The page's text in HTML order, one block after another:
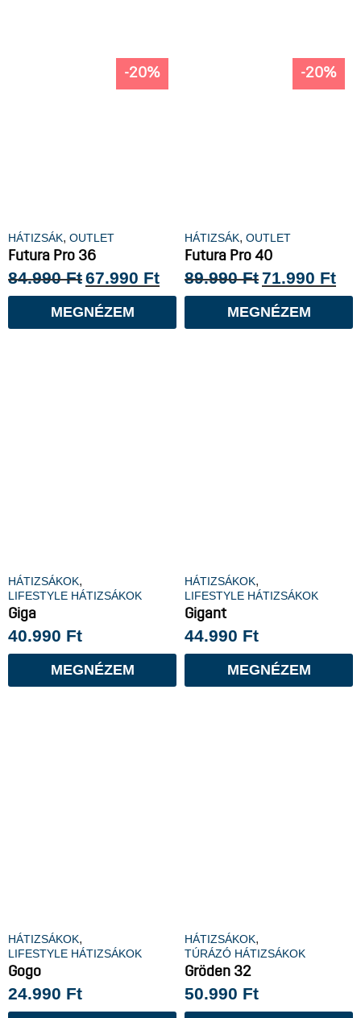
-20%
HÁTIZSÁK, OUTLET
Futura Pro 36
84.990Ft67.990 Ft
MEGNÉZEM
-20%
HÁTIZSÁK, OUTLET
Futura Pro 40
89.990Ft71.990 Ft
MEGNÉZEM
HÁTIZSÁKOK,
LIFESTYLE HÁTIZSÁKOK
Giga
40.990 Ft
MEGNÉZEM
HÁTIZSÁKOK,
LIFESTYLE HÁTIZSÁKOK
Gigant
44.990 Ft
MEGNÉZEM
HÁTIZSÁKOK,
LIFESTYLE HÁTIZSÁKOK
Gogo
24.990 Ft
HÁTIZSÁKOK,
TÚRÁZÓ HÁTIZSÁKOK
Gröden 32
50.990 Ft